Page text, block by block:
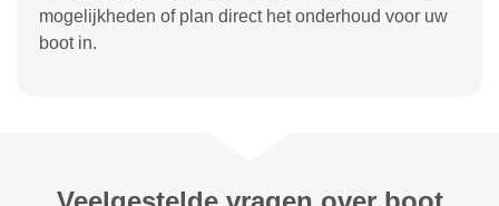
mogelijkheden of plan direct het onderhoud voor uw
boot in.